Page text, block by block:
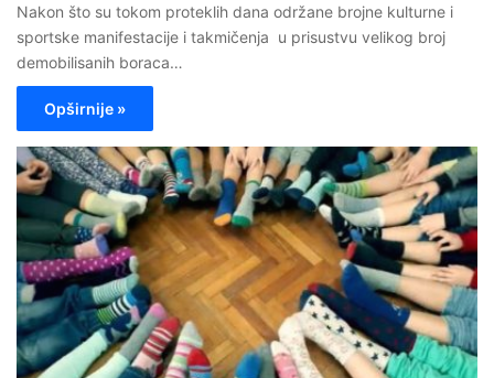
Nakon što su tokom proteklih dana održane brojne kulturne i
sportske manifestacije i takmičenja u prisustvu velikog broj
demobilisanih boraca…
Opširnije »